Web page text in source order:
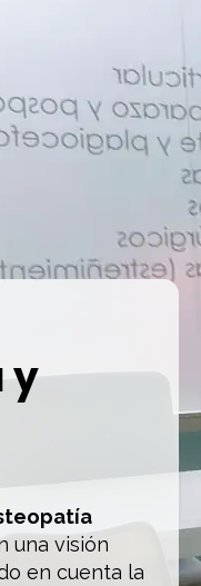
y
una visión
en cuenta la